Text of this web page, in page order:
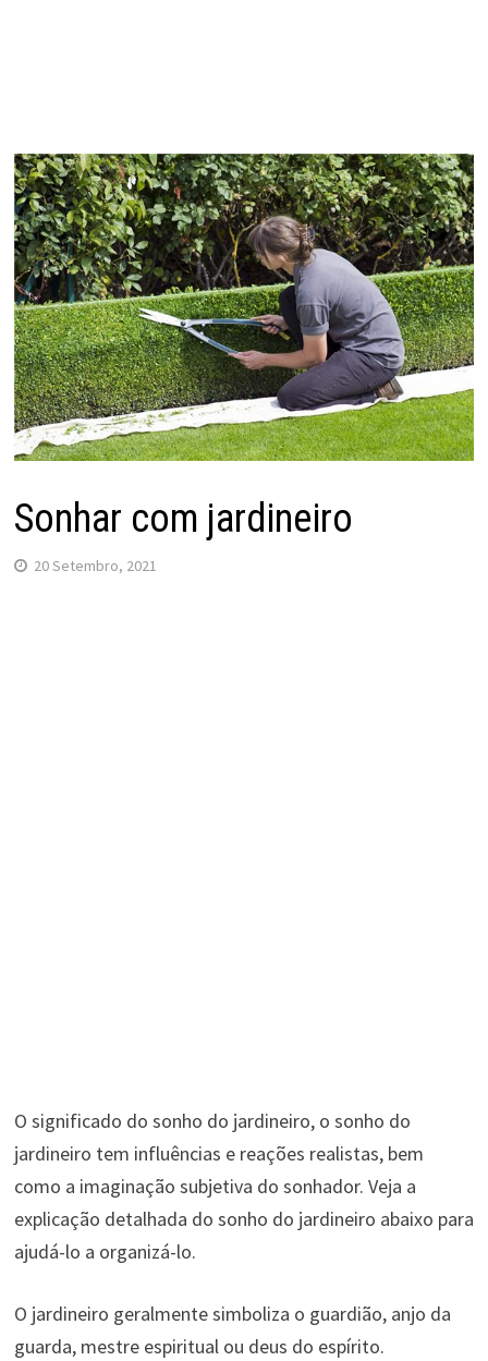
Sonhar com jardineiro
20 Setembro, 2021
O significado do sonho do jardineiro, o sonho do
jardineiro tem influências e reações realistas, bem
como a imaginação subjetiva do sonhador. Veja a
explicação detalhada do sonho do jardineiro abaixo para
ajudá-lo a organizá-lo.
O jardineiro geralmente simboliza o guardião, anjo da
guarda, mestre espiritual ou deus do espírito.